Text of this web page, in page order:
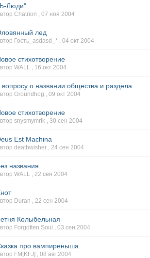
Люди"
Chatrion ,07 ноя 2004
лед
Гость_asdasd_* ,04 окт 2004
стихотворение
WALL , 16 окт 2004
вопросу о названии общества и раздела
Groundhog ,09 окт 2004
стихотворение
snysmymrik ,30 сен 2004
Est Machina
deathwisher ,24 сен 2004
названия
WALL ,22 сен 2004
Duran ,22 сен 2004
Колыбельная
Forgotten Soul ,03 сен 2004
про вампиреныша.
FM[KFJ] ,08 авг 2004